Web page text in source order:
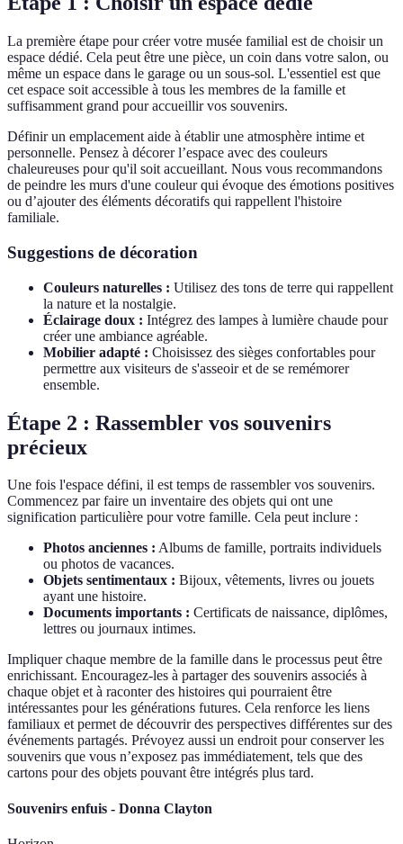
La première étape pour créer votre musée familial est de choisir un
espace dédié. Cela peut être une pièce, un coin dans votre salon, ou
même un espace dans le garage ou un sous-sol. L'essentiel est que
cet espace soit accessible à tous les membres de la famille et
suffisamment grand pour accueillir vos souvenirs.
Définir un emplacement aide à établir une atmosphère intime et
personnelle. Pensez à décorer l’espace avec des couleurs
chaleureuses pour qu'il soit accueillant. Nous vous recommandons
de peindre les murs d'une couleur qui évoque des émotions positives
ou d’ajouter des éléments décoratifs qui rappellent l'histoire
familiale.
Suggestions de décoration
Couleurs naturelles : Utilisez des tons de terre qui rappellent
la nature et la nostalgie.
Éclairage doux : Intégrez des lampes à lumière chaude pour
créer une ambiance agréable.
Mobilier adapté : Choisissez des sièges confortables pour
permettre aux visiteurs de s'asseoir et de se remémorer
ensemble.
Étape 2 : Rassembler vos souvenirs
précieux
Une fois l'espace défini, il est temps de rassembler vos souvenirs.
Commencez par faire un inventaire des objets qui ont une
signification particulière pour votre famille. Cela peut inclure :
Photos anciennes : Albums de famille, portraits individuels
ou photos de vacances.
Objets sentimentaux : Bijoux, vêtements, livres ou jouets
ayant une histoire.
Documents importants : Certificats de naissance, diplômes,
lettres ou journaux intimes.
Impliquer chaque membre de la famille dans le processus peut être
enrichissant. Encouragez-les à partager des souvenirs associés à
chaque objet et à raconter des histoires qui pourraient être
intéressantes pour les générations futures. Cela renforce les liens
familiaux et permet de découvrir des perspectives différentes sur des
événements partagés. Prévoyez aussi un endroit pour conserver les
souvenirs que vous n’exposez pas immédiatement, tels que des
cartons pour des objets pouvant être intégrés plus tard.
Souvenirs enfuis - Donna Clayton